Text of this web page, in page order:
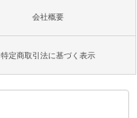
会社概要
特定商取引法に基づく表示